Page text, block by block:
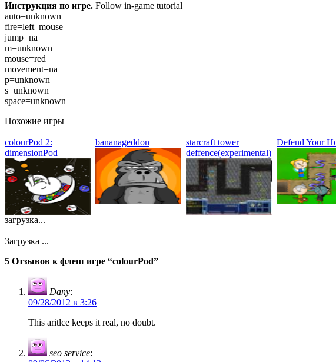
Инструкция по игре. Follow in-game tutorial
auto=unknown
fire=left_mouse
jump=na
m=unknown
mouse=red
movement=na
p=unknown
s=unknown
space=unknown
Похожие игры
colourPod 2:
dimensionPod
bananageddon
starcraft tower
deffence(experimental)
Defend Your
загрузка...
Загрузка ...
5 Отзывов к флеш игре “colourPod”
Dany:
09/28/2012 в 3:26
This aritlce keeps it real, no doubt.
seo service: